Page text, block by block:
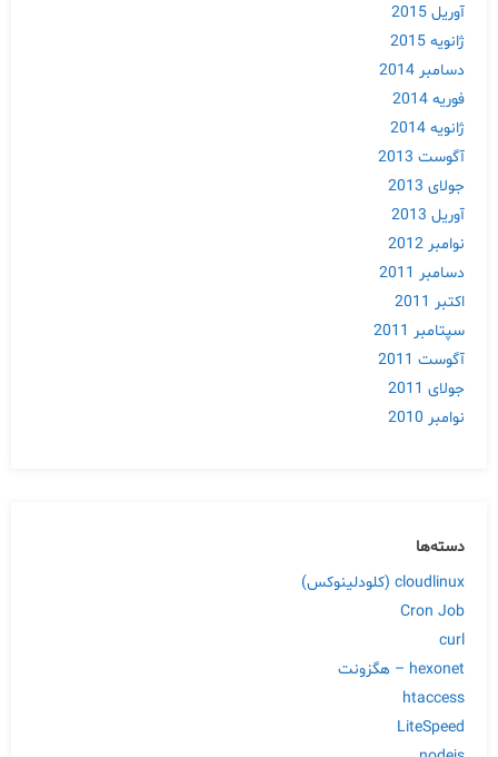
آوریل 2015
ژانویه 2015
دسامبر 2014
فوریه 2014
ژانویه 2014
آگوست 2013
جولای 2013
آوریل 2013
نوامبر 2012
دسامبر 2011
اکتبر 2011
سپتامبر 2011
آگوست 2011
جولای 2011
نوامبر 2010
دسته‌ها
cloudlinux (کلودلینوکس)
Cron Job
curl
hexonet – هگزونت
htaccess
LiteSpeed